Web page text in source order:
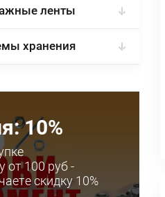
ленты
хранения
10%
от 100 руб -
скидку 10%